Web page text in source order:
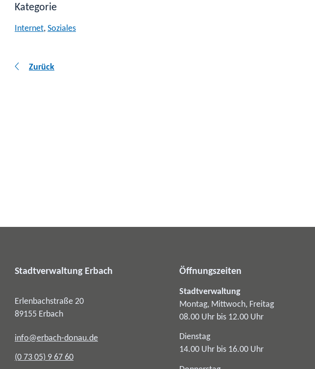
Kategorie
Internet, Soziales
Zurück
Stadtverwaltung Erbach
Erlenbachstraße 20
89155 Erbach
info@erbach-donau.de
(0 73 05) 9 67 60
Öffnungszeiten
Stadtverwaltung
Montag, Mittwoch, Freitag
08.00 Uhr bis 12.00 Uhr
Dienstag
14.00 Uhr bis 16.00 Uhr